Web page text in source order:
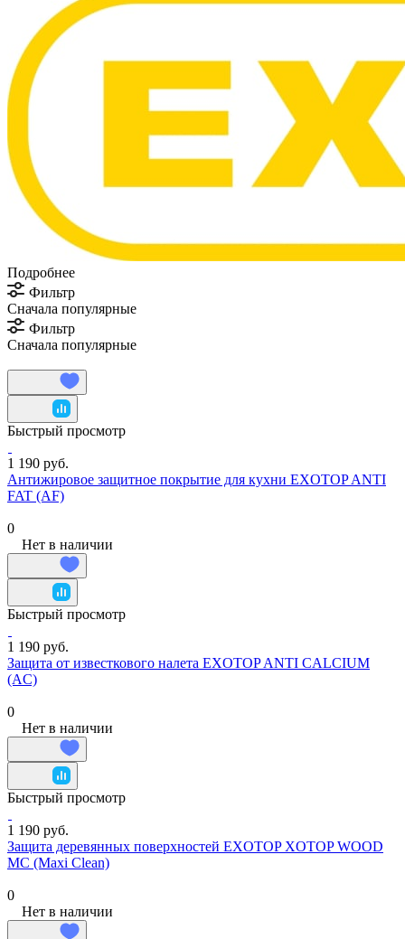
Подробнее
Фильтр
Сначала популярные
Фильтр
Сначала популярные
Быстрый просмотр
1 190 руб.
Антижировое защитное покрытие для кухни EXOTOP ANTI
FAT (AF)
0
Нет в наличии
Быстрый просмотр
1 190 руб.
Защита от известкового налета EXOTOP ANTI CALCIUM
(AC)
0
Нет в наличии
Быстрый просмотр
1 190 руб.
Защита деревянных поверхностей EXOTOP XOTOP WOOD
MC (Maxi Clean)
0
Нет в наличии